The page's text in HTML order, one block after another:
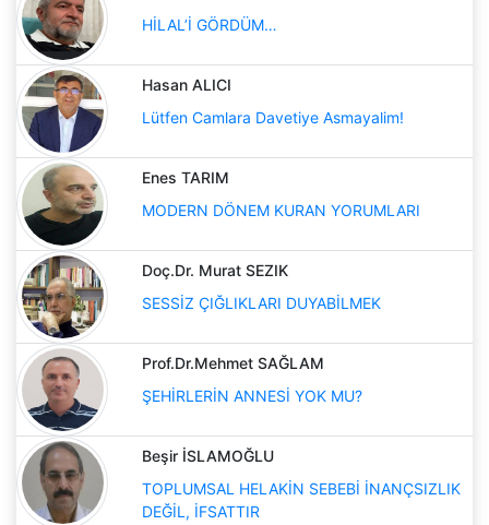
HİLAL’İ GÖRDÜM…
Hasan ALICI
Lütfen Camlara Davetiye Asmayalim!
Enes TARIM
MODERN DÖNEM KURAN YORUMLARI
Doç.Dr. Murat SEZIK
SESSİZ ÇIĞLIKLARI DUYABİLMEK
Prof.Dr.Mehmet SAĞLAM
ŞEHİRLERİN ANNESİ YOK MU?
Beşir İSLAMOĞLU
TOPLUMSAL HELAKİN SEBEBİ İNANÇSIZLIK
DEĞİL, İFSATTIR